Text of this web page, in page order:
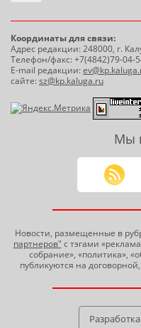
Координаты для связи:
Адрес редакции: 248000, г.
Телефон/факс: +7(4842)79-04-
E-mail редакции:
сайте:sz@kp.kaluga.ru
Мы
Новости, размещенные в
партнеров" с тэгами
собрание», «политика»,
публикуются на